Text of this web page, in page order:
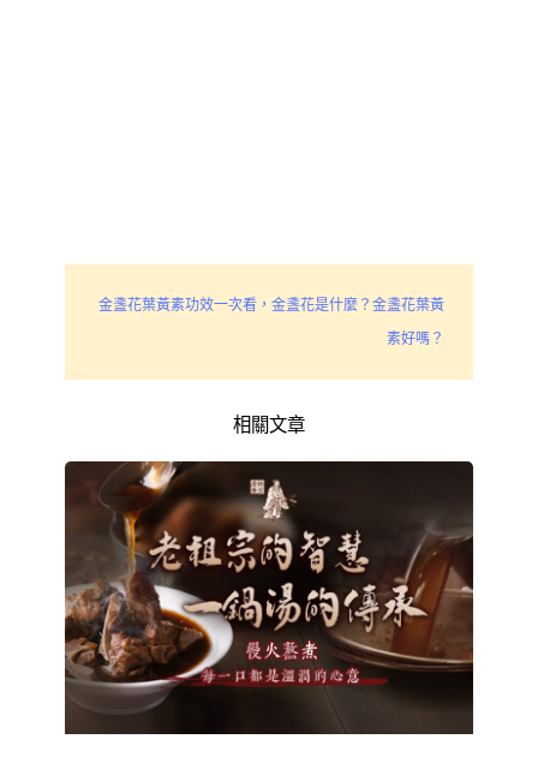
金盞花葉黃素功效一次看，金盞花是什麼？金盞花葉黃
素好嗎？
相關文章